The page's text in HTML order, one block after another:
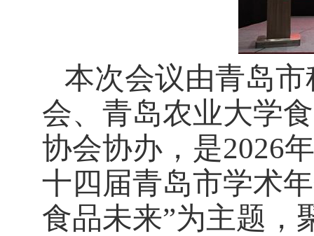
本次会议由青岛
会、青岛农业大学
协会协办，是2026
十四届青岛市学术
食品未来”为主题，